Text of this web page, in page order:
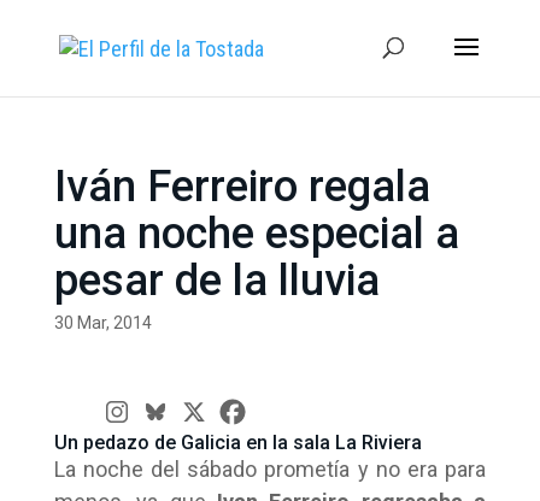
Iván Ferreiro regala
una noche especial a
pesar de la lluvia
30 Mar, 2014
Un pedazo de Galicia en la sala La Riviera
La noche del sábado prometía y no era para